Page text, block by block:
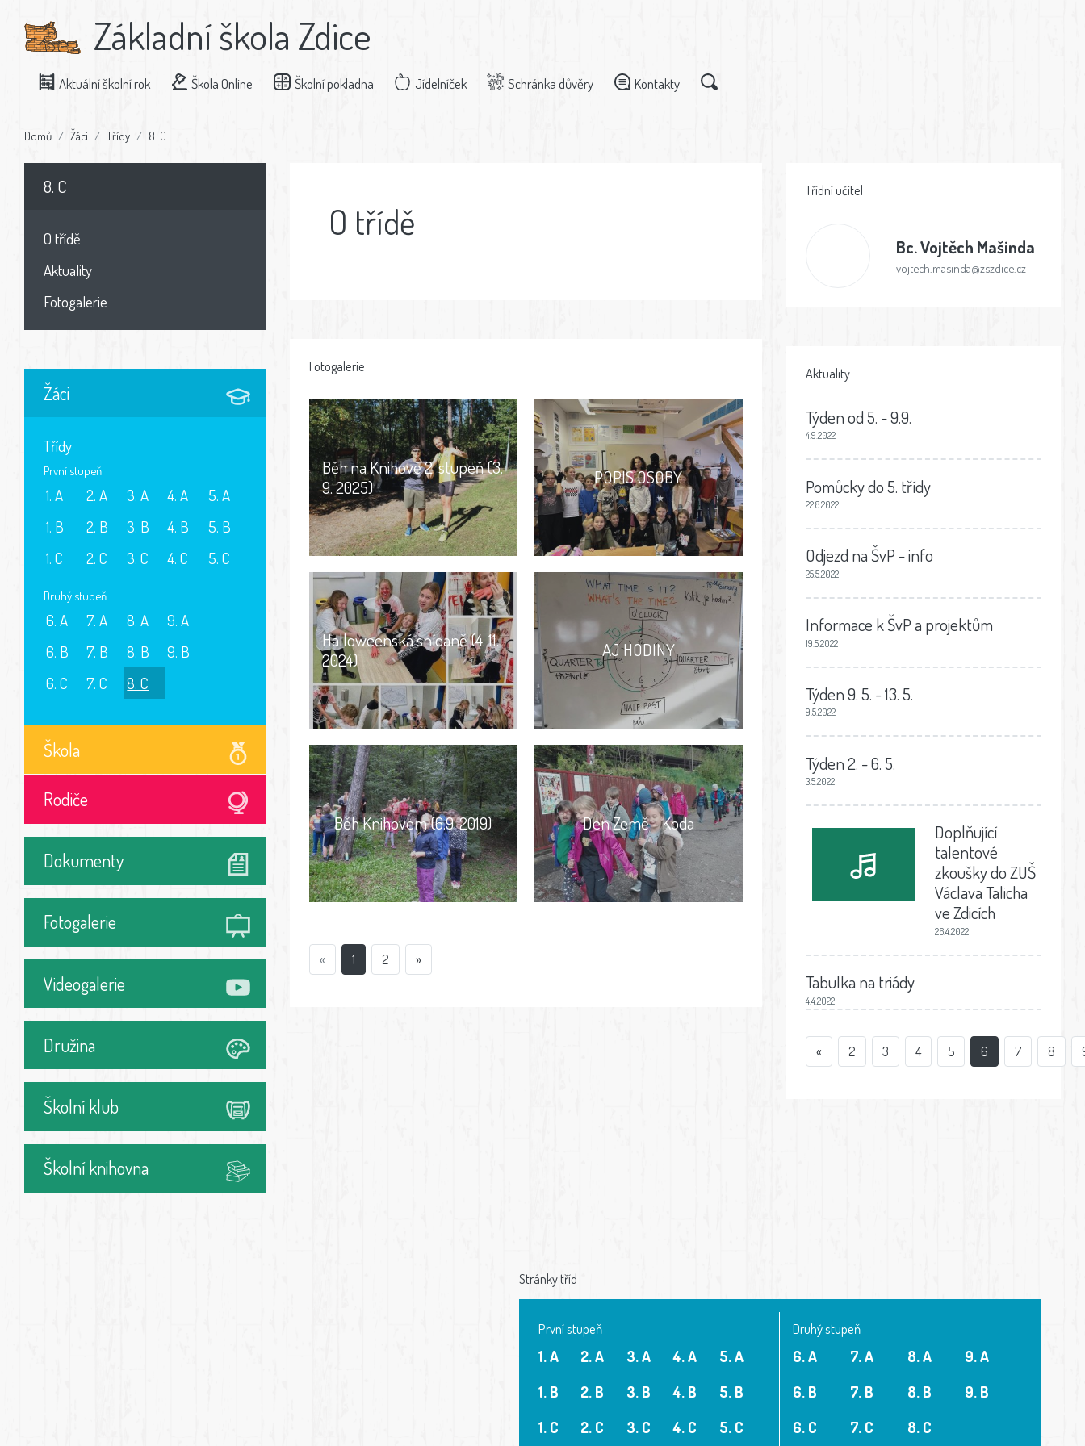
Základní škola Zdice
Aktuální školní rok Škola Online Školní pokladna Jídelníček Schránka důvěry Kontakty
Domů Žáci Třídy 8. C
8. C
O třídě
Aktuality
Fotogalerie
Žáci
Třídy
První stupeň
1. A
1. B
1. C
2. A
2. B
2. C
3. A
3. B
3. C
4. A
4. B
4. C
5. A
5. B
5. C
Druhý stupeň
6. A
6. B
6. C
7. A
7. B
7. C
8. A
8. B
8. C
9. A
9. B
Škola
Rodiče
Dokumenty
Fotogalerie
Videogalerie
Družina
Školní klub
Školní knihovna
O třídě
Fotogalerie
Běh na Knihově 2. stupeň (3.
9. 2025)
POPIS OSOBY
Halloweenská snídaně (4. 11.
2024)
AJ HODINY
Běh Knihovem (6.9. 2019) Den Země - Koda
« 1 2 »
Třídní učitel
Bc.Vojtěch Mašinda
vojtech.masinda@zszdice.cz
Aktuality
Týden od 5. - 9.9.
4.9.2022
Pomůcky do 5. třídy
22.8.2022
Odjezd na ŠvP - info
25.5.2022
Informace k ŠvP a projektům
19.5.2022
Týden 9. 5. - 13. 5.
9.5.2022
Týden 2. - 6. 5.
3.5.2022
Doplňující
talentové
zkoušky do ZUŠ
Václava Talicha
ve Zdicích
26.4.2022
Tabulka na triády
4.4.2022
« 2 3 4 5 6 7 8
Stránky tříd
První stupeň
1. A
1. B
1. C
2. A
2. B
2. C
3. A
3. B
3. C
4. A
4. B
4. C
5. A
5. B
5. C
Druhý stupeň
6. A
6. B
6. C
7. A
7. B
7. C
8. A
8. B
8. C
9. A
9. B